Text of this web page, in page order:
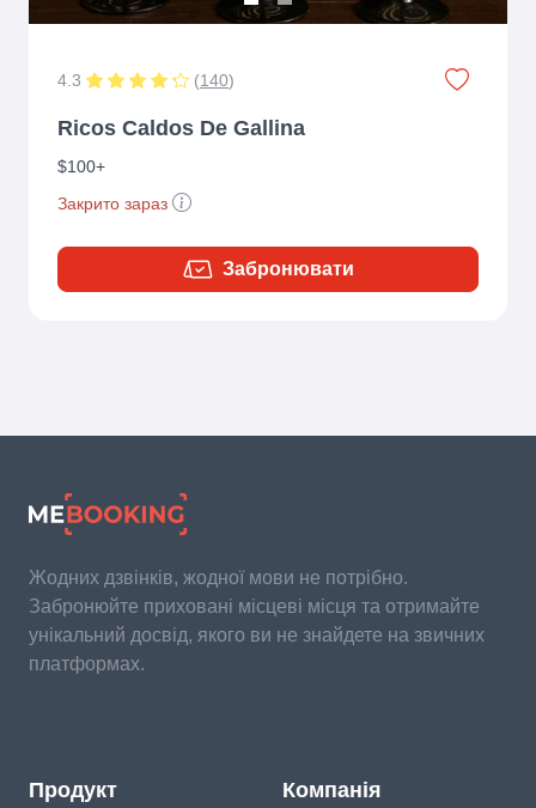
4.3 (140)
Ricos Caldos De Gallina
$100+
Закрито зараз
Забронювати
Жодних дзвінків, жодної мови не потрібно.
Забронюйте приховані місцеві місця та отримайте
унікальний досвід, якого ви не знайдете на звичних
платформах.
Продукт Компанія